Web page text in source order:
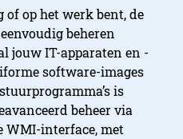
of op het werk bent, de
beheren
jouw IT-apparaten en -
software-images
is
beheer via
WMI-interface, met